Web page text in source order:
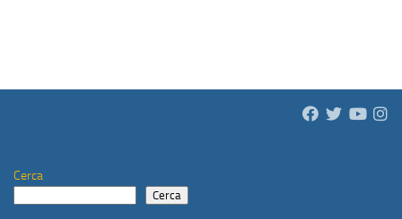
Cerca
Cerca